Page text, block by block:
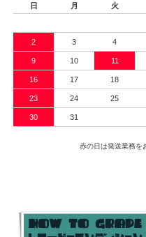
日
月 火
2 3 4
9 10 11
16 17 18
23 24 25
30 31
赤の日は発送業務を